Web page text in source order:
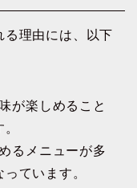
る理由には、以下
が楽しめること
るメニューが多
ています。